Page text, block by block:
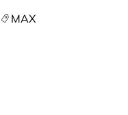
МАХ